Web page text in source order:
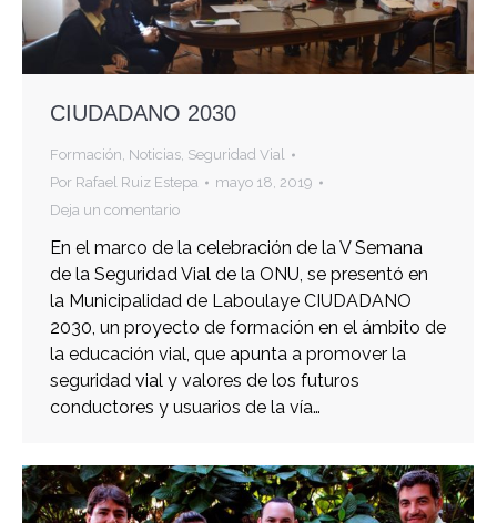
CIUDADANO 2030
Formación, Noticias, Seguridad Vial
Por Rafael Ruiz Estepa
mayo 18, 2019
Deja un comentario
En el marco de la celebración de la V Semana
de la Seguridad Vial de la ONU, se presentó en
la Municipalidad de Laboulaye CIUDADANO
2030, un proyecto de formación en el ámbito de
la educación vial, que apunta a promover la
seguridad vial y valores de los futuros
conductores y usuarios de la vía…